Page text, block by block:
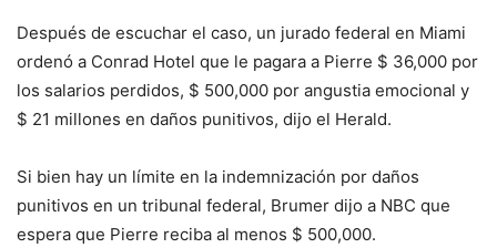
Después de escuchar el caso, un jurado federal en Miami
ordenó a Conrad Hotel que le pagara a Pierre $ 36,000 por
los salarios perdidos, $ 500,000 por angustia emocional y
$ 21 millones en daños punitivos, dijo el Herald.
Si bien hay un límite en la indemnización por daños
punitivos en un tribunal federal, Brumer dijo a NBC que
espera que Pierre reciba al menos $ 500,000.